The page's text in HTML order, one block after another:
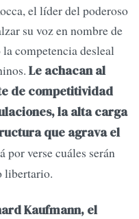
el líder del poderoso
su voz en nombre de
competencia desleal
Le achacan al
de competitividad
la alta carga
que agrava el
por verse cuáles serán
libertario.
Kaufmann, el